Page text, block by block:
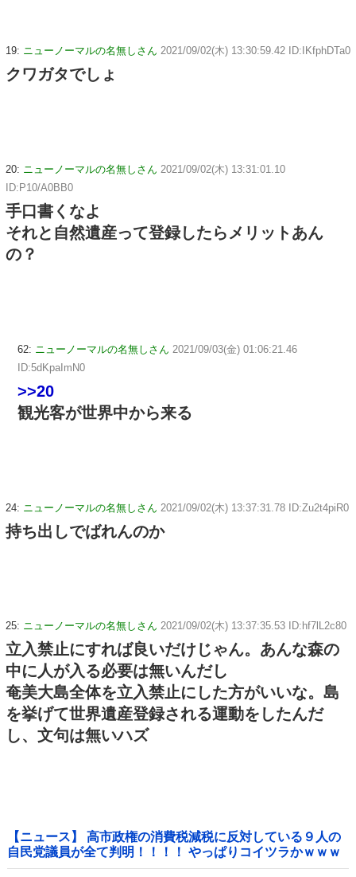
19: ニューノーマルの名無しさん 2021/09/02(木) 13:30:59.42 ID:IKfphDTa0
クワガタでしょ
20: ニューノーマルの名無しさん 2021/09/02(木) 13:31:01.10
ID:P10/A0BB0
手口書くなよ
それと自然遺産って登録したらメリットあん
の？
62: ニューノーマルの名無しさん 2021/09/03(金) 01:06:21.46
ID:5dKpaImN0
>>20
観光客が世界中から来る
24: ニューノーマルの名無しさん 2021/09/02(木) 13:37:31.78 ID:Zu2t4piR0
持ち出しでばれんのか
25: ニューノーマルの名無しさん 2021/09/02(木) 13:37:35.53 ID:hf7lL2c80
立入禁止にすれば良いだけじゃん。あんな森の
中に人が入る必要は無いんだし
奄美大島全体を立入禁止にした方がいいな。島
を挙げて世界遺産登録される運動をしたんだ
し、文句は無いハズ
【ニュース】 高市政権の消費税減税に反対している９人の
自民党議員が全て判明！！！！ やっぱりコイツラかｗｗｗ
ｗｗ